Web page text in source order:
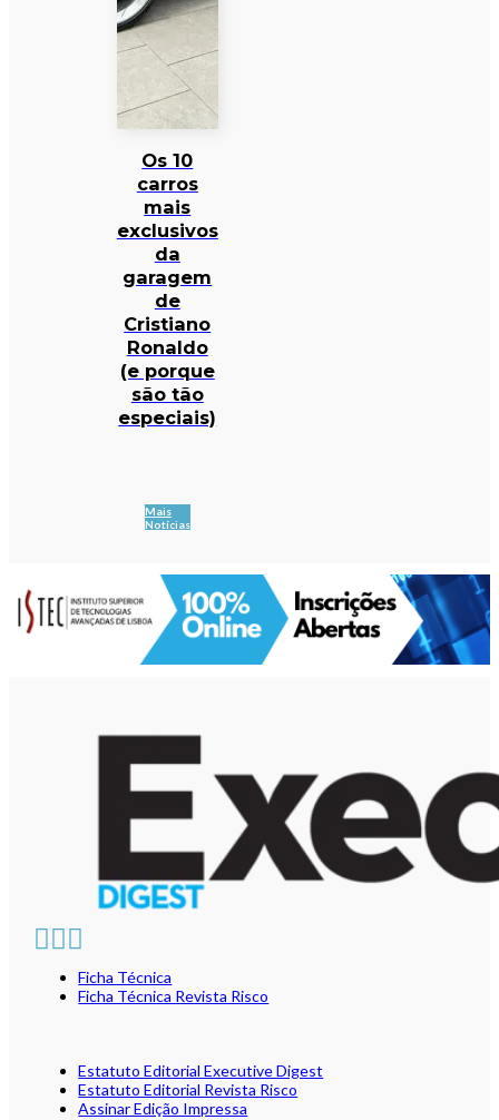
Os 10
carros
mais
exclusivos
da
garagem
de
Cristiano
Ronaldo
(e porque
são tão
especiais)
Mais
Notícias
Ficha Técnica
Ficha Técnica Revista Risco
Estatuto Editorial Executive Digest
Estatuto Editorial Revista Risco
Assinar Edição Impressa